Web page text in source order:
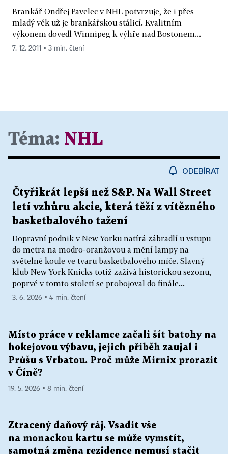
Brankář Ondřej Pavelec v NHL potvrzuje, že i přes
mladý věk už je brankářskou stálicí. Kvalitním
výkonem dovedl Winnipeg k výhře nad Bostonem...
7. 12. 2011 ▪ 3 min. čtení
Téma: NHL
ODEBÍRAT
Čtyřikrát lepší než S&P. Na Wall Street
letí vzhůru akcie, která těží z vítězného
basketbalového tažení
Dopravní podnik v New Yorku natírá zábradlí u vstupu
do metra na modro-oranžovou a mění lampy na
světelné koule ve tvaru basketbalového míče. Slavný
klub New York Knicks totiž zažívá historickou sezonu,
poprvé v tomto století se probojoval do finále...
3. 6. 2026 ▪ 4 min. čtení
Místo práce v reklamce začali šít batohy na
hokejovou výbavu, jejich příběh zaujal i
Průšu s Vrbatou. Proč může Mirnix prorazit
v Číně?
19. 5. 2026 ▪ 8 min. čtení
Ztracený daňový ráj. Vsadit vše
na monackou kartu se může vymstít,
samotná změna rezidence nemusí stačit